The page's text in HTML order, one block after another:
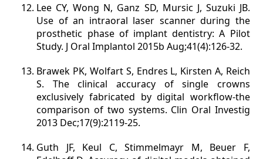
Lee CY, Wong N, Ganz SD, Mursic J, Suzuki JB.
Use of an intraoral laser scanner during the
prosthetic phase of implant dentistry: A Pilot
Study. J Oral Implantol 2015b Aug;41(4):126-32.
Brawek PK, Wolfart S, Endres L, Kirsten A, Reich
S. The clinical accuracy of single crowns
exclusively fabricated by digital workflow-the
comparison of two systems. Clin Oral Investig
2013 Dec;17(9):2119-25.
Guth JF, Keul C, Stimmelmayr M, Beuer F,